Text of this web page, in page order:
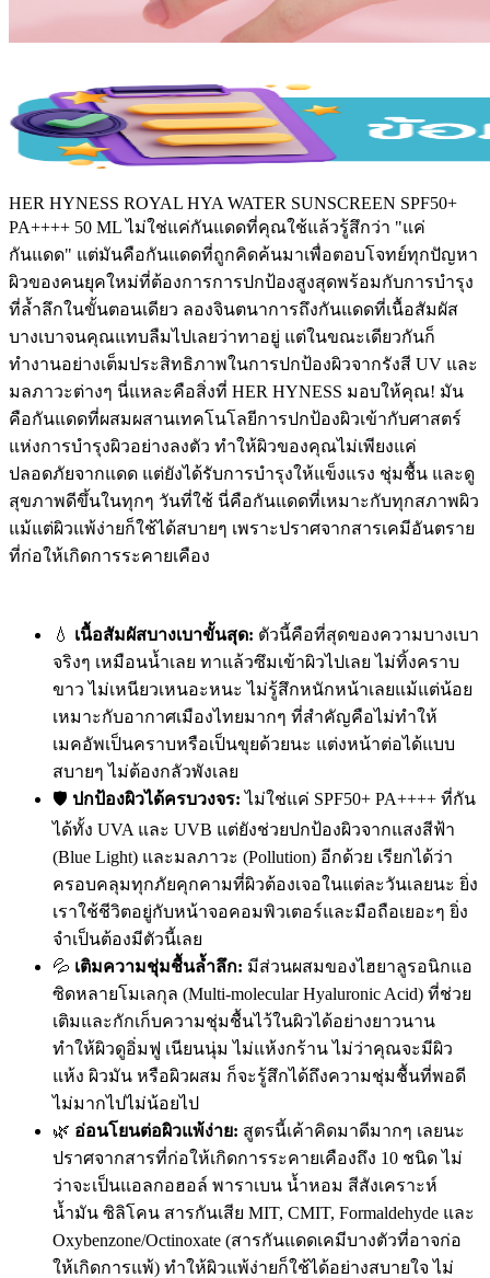
HER HYNESS ROYAL HYA WATER SUNSCREEN SPF50+
PA++++ 50 ML ไม่ใช่แค่กันแดดที่คุณใช้แล้วรู้สึกว่า "แค่
กันแดด" แต่มันคือกันแดดที่ถูกคิดค้นมาเพื่อตอบโจทย์ทุกปัญหา
ผิวของคนยุคใหม่ที่ต้องการการปกป้องสูงสุดพร้อมกับการบำรุง
ที่ล้ำลึกในขั้นตอนเดียว ลองจินตนาการถึงกันแดดที่เนื้อสัมผัส
บางเบาจนคุณแทบลืมไปเลยว่าทาอยู่ แต่ในขณะเดียวกันก็
ทำงานอย่างเต็มประสิทธิภาพในการปกป้องผิวจากรังสี UV และ
มลภาวะต่างๆ นี่แหละคือสิ่งที่ HER HYNESS มอบให้คุณ! มัน
คือกันแดดที่ผสมผสานเทคโนโลยีการปกป้องผิวเข้ากับศาสตร์
แห่งการบำรุงผิวอย่างลงตัว ทำให้ผิวของคุณไม่เพียงแค่
ปลอดภัยจากแดด แต่ยังได้รับการบำรุงให้แข็งแรง ชุ่มชื้น และดู
สุขภาพดีขึ้นในทุกๆ วันที่ใช้ นี่คือกันแดดที่เหมาะกับทุกสภาพผิว
แม้แต่ผิวแพ้ง่ายก็ใช้ได้สบายๆ เพราะปราศจากสารเคมีอันตราย
ที่ก่อให้เกิดการระคายเคือง
💧 เนื้อสัมผัสบางเบาขั้นสุด: ตัวนี้คือที่สุดของความบางเบา
จริงๆ เหมือนน้ำเลย ทาแล้วซึมเข้าผิวไปเลย ไม่ทิ้งคราบ
ขาว ไม่เหนียวเหนอะหนะ ไม่รู้สึกหนักหน้าเลยแม้แต่น้อย
เหมาะกับอากาศเมืองไทยมากๆ ที่สำคัญคือไม่ทำให้
เมคอัพเป็นคราบหรือเป็นขุยด้วยนะ แต่งหน้าต่อได้แบบ
สบายๆ ไม่ต้องกลัวพังเลย
🛡️ ปกป้องผิวได้ครบวงจร: ไม่ใช่แค่ SPF50+ PA++++ ที่กัน
ได้ทั้ง UVA และ UVB แต่ยังช่วยปกป้องผิวจากแสงสีฟ้า
(Blue Light) และมลภาวะ (Pollution) อีกด้วย เรียกได้ว่า
ครอบคลุมทุกภัยคุกคามที่ผิวต้องเจอในแต่ละวันเลยนะ ยิ่ง
เราใช้ชีวิตอยู่กับหน้าจอคอมพิวเตอร์และมือถือเยอะๆ ยิ่ง
จำเป็นต้องมีตัวนี้เลย
💦 เติมความชุ่มชื้นล้ำลึก: มีส่วนผสมของไฮยาลูรอนิกแอ
ซิดหลายโมเลกุล (Multi-molecular Hyaluronic Acid) ที่ช่วย
เติมและกักเก็บความชุ่มชื้นไว้ในผิวได้อย่างยาวนาน
ทำให้ผิวดูอิ่มฟู เนียนนุ่ม ไม่แห้งกร้าน ไม่ว่าคุณจะมีผิว
แห้ง ผิวมัน หรือผิวผสม ก็จะรู้สึกได้ถึงความชุ่มชื้นที่พอดี
ไม่มากไปไม่น้อยไป
🌿 อ่อนโยนต่อผิวแพ้ง่าย: สูตรนี้เค้าคิดมาดีมากๆ เลยนะ
ปราศจากสารที่ก่อให้เกิดการระคายเคืองถึง 10 ชนิด ไม่
ว่าจะเป็นแอลกอฮอล์ พาราเบน น้ำหอม สีสังเคราะห์
น้ำมัน ซิลิโคน สารกันเสีย MIT, CMIT, Formaldehyde และ
Oxybenzone/Octinoxate (สารกันแดดเคมีบางตัวที่อาจก่อ
ให้เกิดการแพ้) ทำให้ผิวแพ้ง่ายก็ใช้ได้อย่างสบายใจ ไม่